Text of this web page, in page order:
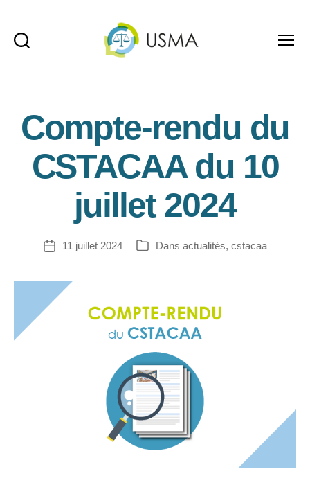
Compte-rendu du
CSTACAA du 10
juillet 2024
Date11 juillet 2024 Catégories
Dans actualités, cstacaa